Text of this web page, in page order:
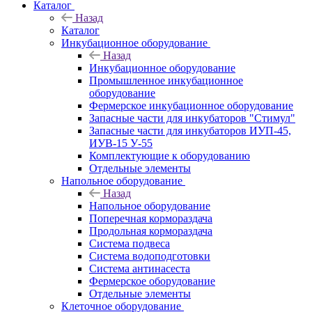
Каталог
Назад
Каталог
Инкубационное оборудование
Назад
Инкубационное оборудование
Промышленное инкубационное
оборудование
Фермерское инкубационное оборудование
Запасные части для инкубаторов "Стимул"
Запасные части для инкубаторов ИУП-45,
ИУВ-15 У-55
Комплектующие к оборудованию
Отдельные элементы
Напольное оборудование
Назад
Напольное оборудование
Поперечная кормораздача
Продольная кормораздача
Система подвеса
Система водоподготовки
Система антинасеста
Фермерское оборудование
Отдельные элементы
Клеточное оборудование